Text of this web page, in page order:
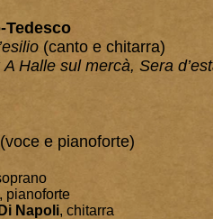
Tedesco
(canto e chitarra)
Halle sul mercà, Sera
(voce e pianoforte)
, pianoforte
Napoli, chitarra